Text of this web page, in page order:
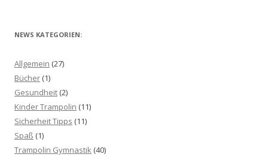
NEWS KATEGORIEN:
Allgemein (27)
Bücher (1)
Gesundheit (2)
Kinder Trampolin (11)
Sicherheit Tipps (11)
Spaß (1)
Trampolin Gymnastik (40)